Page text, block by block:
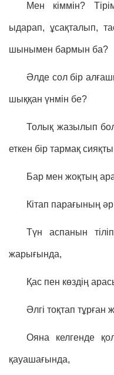
Мен кіммін?
ыдарап, ұсақталып,
шынымен бармын ба?
Әлде сол бір
шыққан үнмін бе?
Толық жазылып
еткен бір тармақ
Бар мен жоқтың
Кітап парағының әр
Түн аспанын
жарығында,
Қас пен көздің
Әлгі тоқтап
Ояна келгенде
қауашағында,